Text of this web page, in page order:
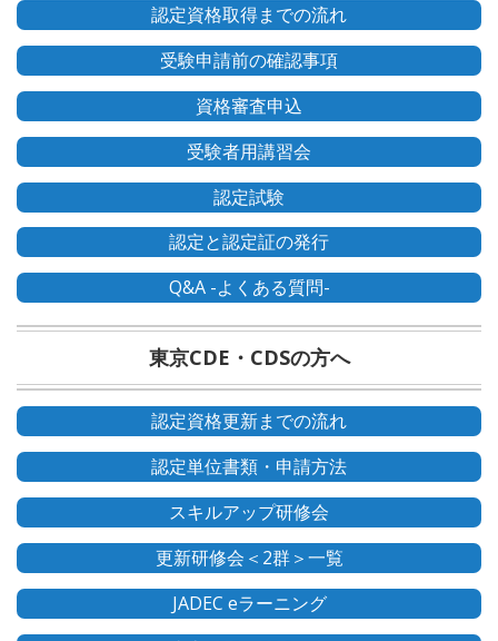
認定資格取得までの流れ
受験申請前の確認事項
資格審査申込
受験者用講習会
認定試験
認定と認定証の発行
Q&A -よくある質問-
東京CDE・CDSの方へ
認定資格更新までの流れ
認定単位書類・申請方法
スキルアップ研修会
更新研修会＜2群＞一覧
JADEC eラーニング